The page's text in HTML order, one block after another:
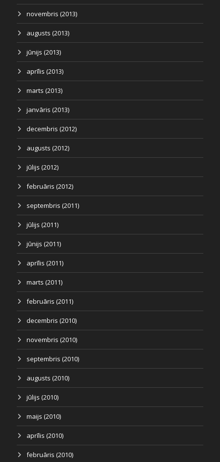
novembris (2013)
augusts (2013)
jūnijs (2013)
aprīlis (2013)
marts (2013)
janvāris (2013)
decembris (2012)
augusts (2012)
jūlijs (2012)
februāris (2012)
septembris (2011)
jūlijs (2011)
jūnijs (2011)
aprīlis (2011)
marts (2011)
februāris (2011)
decembris (2010)
novembris (2010)
septembris (2010)
augusts (2010)
jūlijs (2010)
maijs (2010)
aprīlis (2010)
februāris (2010)